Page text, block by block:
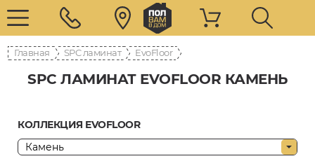
Главная SPC ламинат EvoFloor
SPC ЛАМИНАТ EVOFLOOR КАМЕНЬ
КОЛЛЕКЦИЯ EVOFLOOR